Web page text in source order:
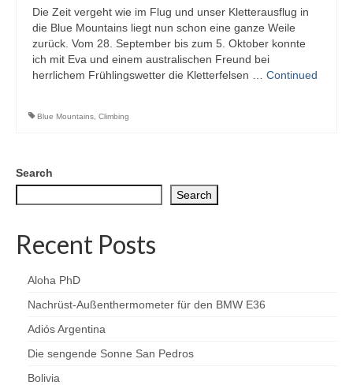
Die Zeit vergeht wie im Flug und unser Kletterausflug in
die Blue Mountains liegt nun schon eine ganze Weile
zurück. Vom 28. September bis zum 5. Oktober konnte
ich mit Eva und einem australischen Freund bei
herrlichem Frühlingswetter die Kletterfelsen … Continued
Blue Mountains Climbing
Search
Search
Recent Posts
Aloha PhD
Nachrüst-Außenthermometer für den BMW E36
Adiós Argentina
Die sengende Sonne San Pedros
Bolivia